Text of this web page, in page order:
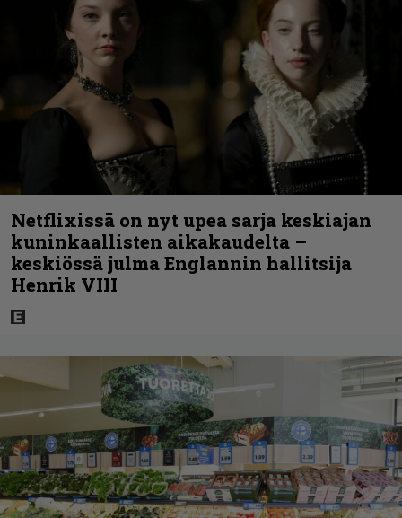
Netflixissä on nyt upea sarja keskiajan
kuninkaallisten aikakaudelta –
keskiössä julma Englannin hallitsija
Henrik VIII